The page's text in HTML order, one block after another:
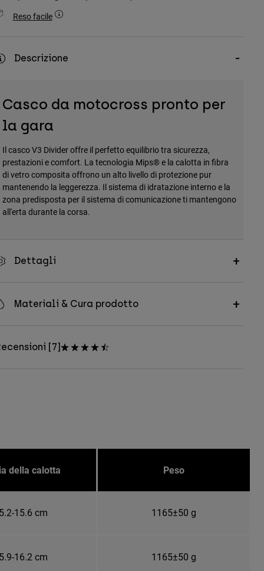
Reso facile
Descrizione
Casco da motocross pronto per
la gara
Il casco V3 Divider offre il perfetto equilibrio tra sicurezza,
prestazioni e comfort. La tecnologia Mips® e la calotta in fibra
di vetro composita offrono un alto livello di protezione pur
mantenendo la leggerezza. Il sistema di idratazione interno e la
zona predisposta per il sistema di comunicazione ti mantengono
all'erta durante la corsa.
Dettagli
Materiali & Cura prodotto
[7]
della calotta Peso
15.6 cm 1165±50 g
16.2 cm 1165±50 g